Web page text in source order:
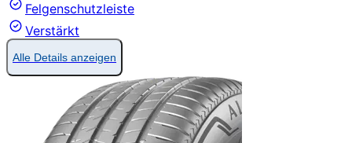
Felgenschutzleiste
Verstärkt
Alle Details anzeigen